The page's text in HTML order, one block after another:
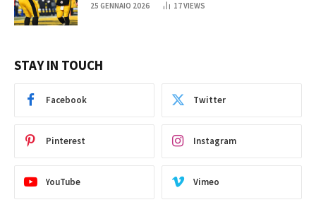
25 GENNAIO 2026 17VIEWS
STAY IN TOUCH
Facebook Twitter
Pinterest Instagram
YouTube Vimeo